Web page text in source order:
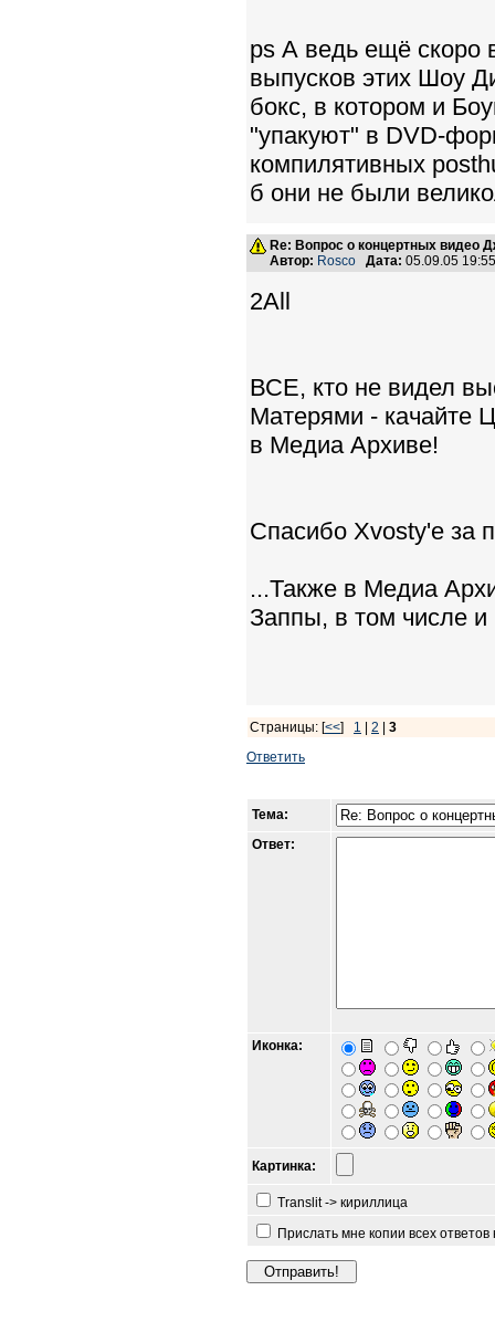
ps А ведь ещё скоро
выпусков этих Шоу
бокс, в котором и
"упакуют" в DVD-
компилятивных
б они не были
Re: Вопрос о концертных видео
Автор: Rosco Дата: 05.09.05
2All
ВСЕ, кто не видел
Матерями -
в Медиа Архиве!
Спасибо Xvosty'е за
...Также в Медиа
Заппы, в том числе и
Страницы: [<<] 1 2
3
Ответить
Тема:
Ответ:
Иконка:
Картинка:
Translit -> кириллица
Прислать мне копии всех